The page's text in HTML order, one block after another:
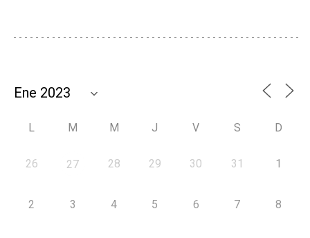
L M M J V S D
26 27 28 29 30 31 1
2 3 4 5 6 7 8